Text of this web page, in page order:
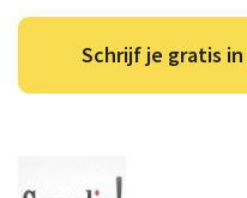
Schrijf je gratis